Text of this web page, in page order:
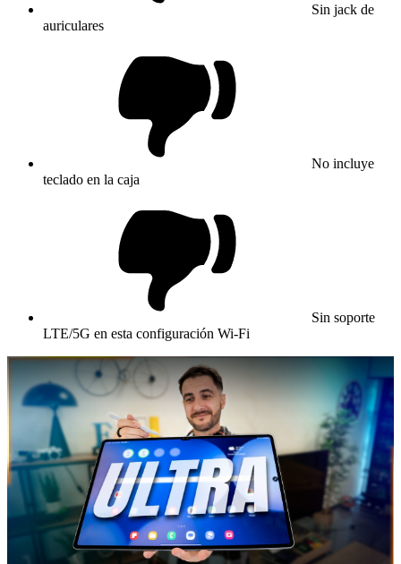
Sin jack de
auriculares
No incluye
teclado en la caja
Sin soporte
LTE/5G en esta configuración Wi-Fi